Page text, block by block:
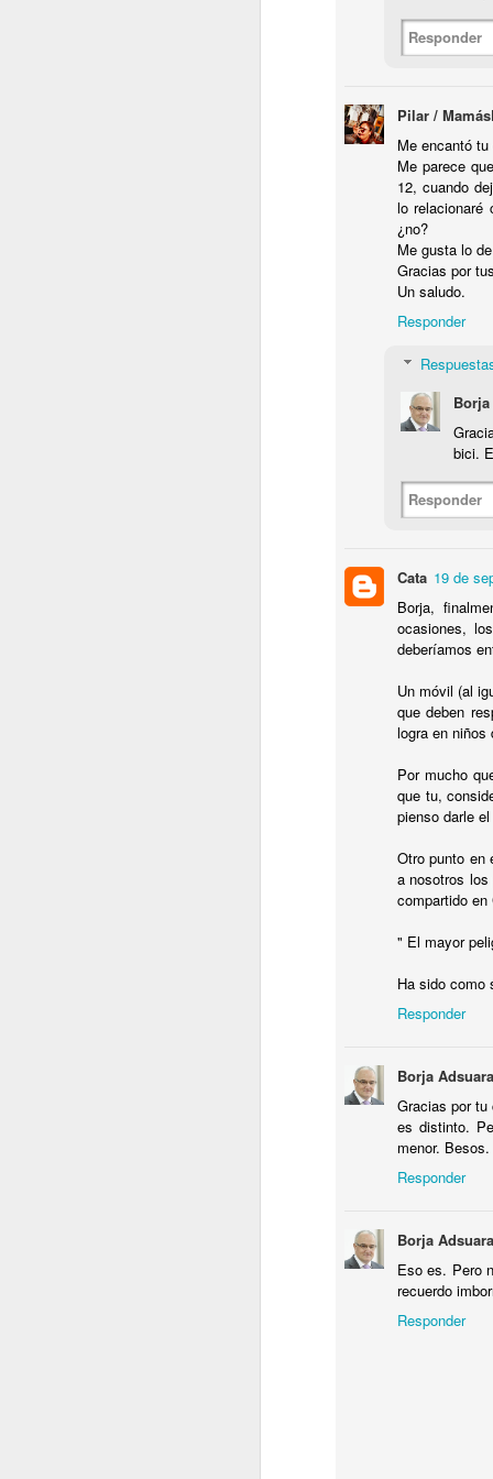
Responder
Pilar /
Me encantó
Me parece
12, cuando
lo
¿no?
Me gusta lo
Gracias por
Un saludo.
Responder
bici.
Responder
Cata 19 de
Borja,
ocasiones,
deberíamos
Un móvil (al
que deben
logra en niños
Por mucho
que tu,
pienso darle
Otro punto en
a nosotros
compartido en
" El mayor
Ha sido como
Responder
Borja
Gracias por
es distinto.
menor. Besos.
Responder
Borja
Eso es. Pero
recuerdo
Responder
septiembre
2022.09.09 La
2022.09.23
2022.09.30 ¿Un
2022.10.07 ¡Me
2022.10.14
No
2022.10.28 ¿Por
noviembre
2022.11.04 Redes
2022.11.11
2022.11.18
diciembre
2022.12.09 ¡Por
2022.12.16
2022.12.23
Anonymous 1
1Winofrece a